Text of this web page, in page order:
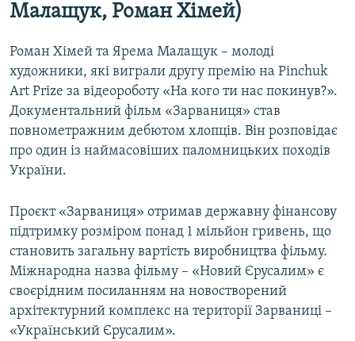
Малащук, Роман Хімей)
Роман Хімей та Ярема Малащук – молоді
художники, які виграли другу премію на Pinchuk
Art Prize за відеороботу «На кого ти нас покинув?».
Документальний фільм «Зарваниця» став
повнометражним дебютом хлопців. Він розповідає
про один із наймасовіших паломницьких походів
України.
Проєкт «Зарваниця» отримав державну фінансову
підтримку розміром понад 1 мільйон гривень, що
становить загальну вартість виробництва фільму.
Міжнародна назва фільму – «Новий Єрусалим» є
своєрідним посиланням на новостворений
архітектурний комплекс на території Зарваниці –
«Український Єрусалим».